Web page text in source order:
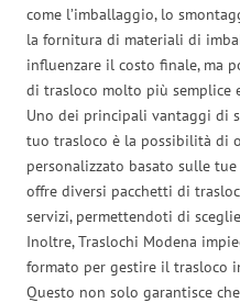
come l’imballaggio, lo
la fornitura di materiali di
influenzare il costo finale, ma
di trasloco molto più semplice
Uno dei principali vantaggi di
tuo trasloco è la possibilità di
personalizzato basato sulle tue
offre diversi pacchetti di
servizi, permettendoti di
Inoltre, Traslochi Modena
formato per gestire il trasloco
Questo non solo garantisce